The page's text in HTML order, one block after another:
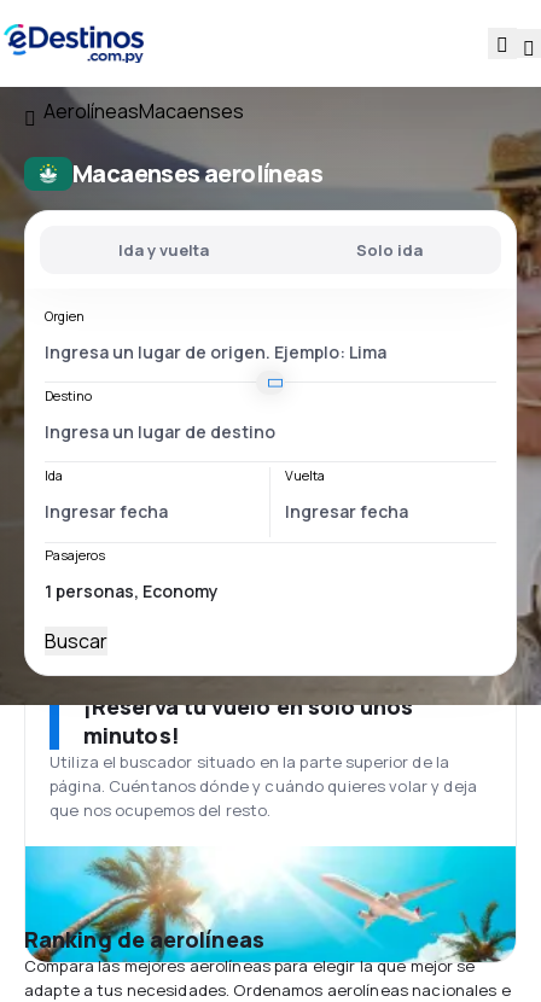
AerolíneasMacaenses
Macaenses aerolíneas
Ida y vuelta Solo ida
Orgien
Destino
Ida Vuelta
Pasajeros
Buscar
¡Reserva tu vuelo en solo unos
minutos!
Utiliza el buscador situado en la parte superior de la
página. Cuéntanos dónde y cuándo quieres volar y deja
que nos ocupemos del resto.
Ranking de aerolíneas
Compara las mejores aerolíneas para elegir la que mejor se
adapte a tus necesidades. Ordenamos aerolíneas nacionales e